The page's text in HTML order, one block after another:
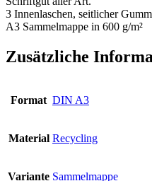
3 Innenlaschen, seitlicher
A3 Sammelmappe in 600 g/m²
Zusätzliche
Format DIN A3
Material Recycling
Variante Sammelmappe